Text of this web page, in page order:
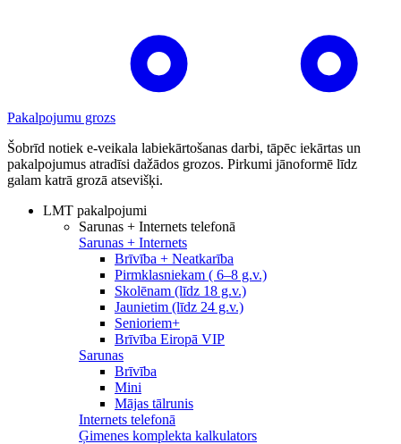
Pakalpojumu grozs
Šobrīd notiek e-veikala labiekārtošanas darbi, tāpēc iekārtas un
pakalpojumus atradīsi dažādos grozos. Pirkumi jānoformē līdz
galam katrā grozā atsevišķi.
LMT pakalpojumi
Sarunas + Internets telefonā
Sarunas + Internets
Brīvība + Neatkarība
Pirmklasniekam ( 6–8 g.v.)
Skolēnam (līdz 18 g.v.)
Jaunietim (līdz 24 g.v.)
Senioriem+
Brīvība Eiropā VIP
Sarunas
Brīvība
Mini
Mājas tālrunis
Internets telefonā
Ģimenes komplekta kalkulators